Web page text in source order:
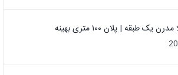
یک‌ طبقه | پلان ۱۰۰ متری بهینه